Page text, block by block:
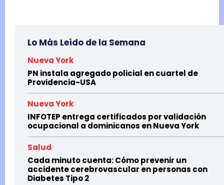
Lo Más Leído de la Semana
Nueva York
PN instala agregado policial en cuartel de
Providencia-USA
Nueva York
INFOTEP entrega certificados por validación
ocupacional a dominicanos en Nueva York
Salud
Cada minuto cuenta: Cómo prevenir un
accidente cerebrovascular en personas con
Diabetes Tipo 2